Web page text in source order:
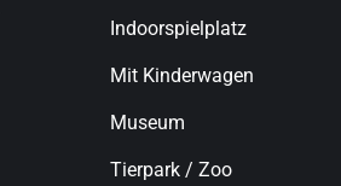
Indoorspielplatz
Mit Kinderwagen
Museum
Tierpark / Zoo